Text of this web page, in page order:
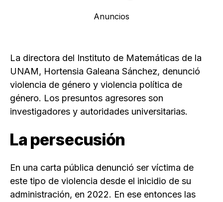
Anuncios
La directora del Instituto de Matemáticas de la
UNAM, Hortensia Galeana Sánchez, denunció
violencia de género y violencia política de
género. Los presuntos agresores son
investigadores y autoridades universitarias.
La persecusión
En una carta pública denunció ser víctima de
este tipo de violencia desde el inicidio de su
administración, en 2022. En ese entonces las